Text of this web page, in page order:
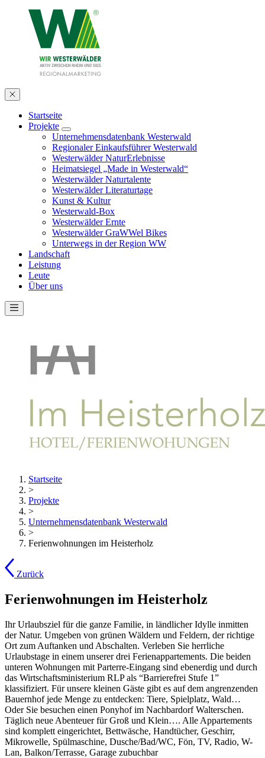
Startseite
Projekte
Unternehmensdatenbank Westerwald
Regionaler Einkaufsführer Westerwald
Westerwälder NaturErlebnisse
Heimatsiegel „Made in Westerwald“
Westerwälder Naturtalente
Westerwälder Literaturtage
Kunst & Kultur
Westerwald-Box
Westerwälder Ernte
Westerwälder GraWWel Bikes
Unterwegs in der Region WW
Landschaft
Leistung
Leute
Über uns
Startseite
>
Projekte
>
Unternehmensdatenbank Westerwald
>
Ferienwohnungen im Heisterholz
Zurück
Ferienwohnungen im Heisterholz
Ihr Urlaubsziel für die ganze Familie, in ländlicher Idylle inmitten
der Natur. Umgeben von grünen Wäldern und Feldern, der richtige
Ort zum Auftanken und Abschalten. Verleben Sie herrliche
Urlaubstage in einem unserer drei Ferienappartements. Die beiden
unteren Wohnungen mit Parterre-Eingang sind ebenerdig und durch
das Wirtschaftsministerium RLP als “Barrierefrei Stufe 1”
klassifiziert. Für unsere kleinen Gäste gibt es auf dem angrenzenden
Bauernhof jede Menge zu entdecken: Tiere, Spielplatz, Wald…
Oder Sie besuchen einen Ponyhof im Nachbardorf Walterschen.
Täglich neue Abenteuer für Groß und Klein…. Alle Appartements
sind komplett eingerichtet, Bettwäsche, Handtücher, Geschirr,
Mikrowelle, Spülmaschine, Dusche/Bad/WC, Fön, TV, Radio, W-
Lan, Balkon/Terrasse, Garage zubuchbar